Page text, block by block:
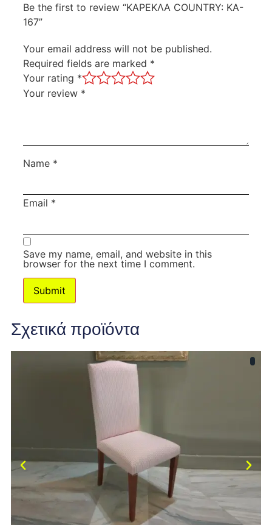
Be the first to review “ΚΑΡΕΚΛΑ COUNTRY: KA-
167”
Your email address will not be published.
Required fields are marked *
Your rating *
Your review *
Name *
Email *
Save my name, email, and website in this
browser for the next time I comment.
Σχετικά προϊόντα